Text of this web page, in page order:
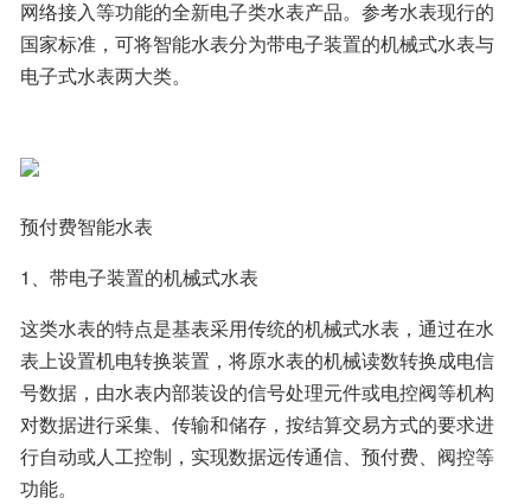
网络接入等功能的全新电子类水表产品。参考水表现行的
国家标准，可将智能水表分为带电子装置的机械式水表与
电子式水表两大类。
预付费智能水表
1、带电子装置的机械式水表
这类水表的特点是基表采用传统的机械式水表，通过在水
表上设置机电转换装置，将原水表的机械读数转换成电信
号数据，由水表内部装设的信号处理元件或电控阀等机构
对数据进行采集、传输和储存，按结算交易方式的要求进
行自动或人工控制，实现数据远传通信、预付费、阀控等
功能。